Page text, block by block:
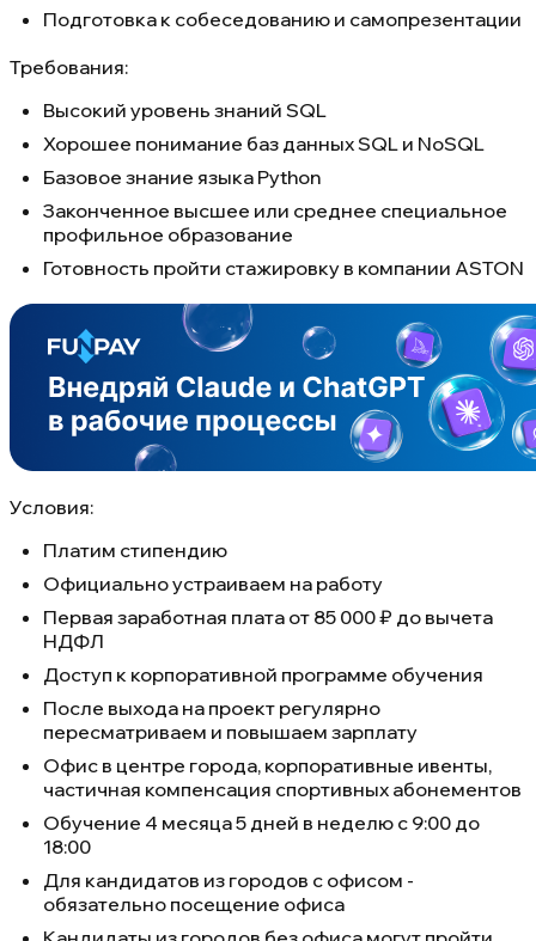
Подготовка к собеседованию и самопрезентации
Требования:
Высокий уровень знаний SQL
Хорошее понимание баз данных SQL и NoSQL
Базовое знание языка Python
Законченное высшее или среднее специальное
профильное образование
Готовность пройти стажировку в компании ASTON
Условия:
Платим стипендию
Официально устраиваем на работу
Первая заработная плата от 85 000 ₽ до вычета
НДФЛ
Доступ к корпоративной программе обучения
После выхода на проект регулярно
пересматриваем и повышаем зарплату
Офис в центре города, корпоративные ивенты,
частичная компенсация спортивных абонементов
Обучение 4 месяца 5 дней в неделю с 9:00 до
18:00
Для кандидатов из городов с офисом -
обязательно посещение офиса